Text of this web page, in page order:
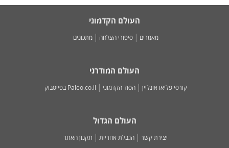
העולם הקדמוני
מאמרים סיפורי הצלחה מתכונים
העולם המודרני
קורסי פליאו אונליין הסוד הקדמוני Paleo.co.il בפייסבוק
העולם הגדול
יצירת קשר הגבלת אחריות תקנון האתר